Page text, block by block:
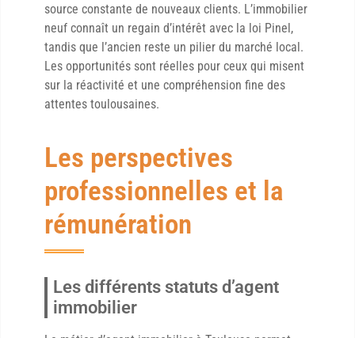
source constante de nouveaux clients. L’immobilier
neuf connaît un regain d’intérêt avec la loi Pinel,
tandis que l’ancien reste un pilier du marché local.
Les opportunités sont réelles pour ceux qui misent
sur la réactivité et une compréhension fine des
attentes toulousaines.
Les perspectives
professionnelles et la
rémunération
Les différents statuts d’agent
immobilier